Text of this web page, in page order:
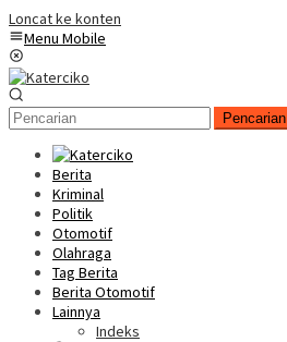
Loncat ke konten
Menu Mobile
Pencarian
Berita
Kriminal
Politik
Otomotif
Olahraga
Tag Berita
Berita Otomotif
Lainnya
Indeks